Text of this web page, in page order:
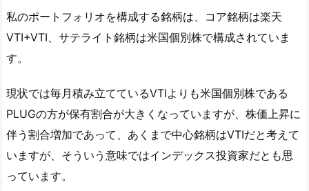
私のポートフォリオを構成する銘柄は、コア銘柄は楽天
VTI+VTI、サテライト銘柄は米国個別株で構成されていま
す。
現状では毎月積み立てているVTIよりも米国個別株である
PLUGの方が保有割合が大きくなっていますが、株価上昇に
伴う割合増加であって、あくまで中心銘柄はVTIだと考えて
いますが、そういう意味ではインデックス投資家だとも思
っています。